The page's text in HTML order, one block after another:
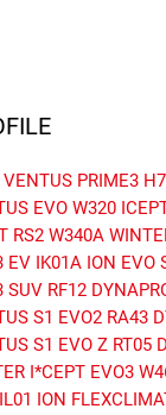
VENTUS PRIME3
EVO W320
RS2 W340A
EV IK01A ION EVO
SUV RF12
S1 EVO2 RA43
S1 EVO Z RT05
I*CEPT EVO3
IL01 ION